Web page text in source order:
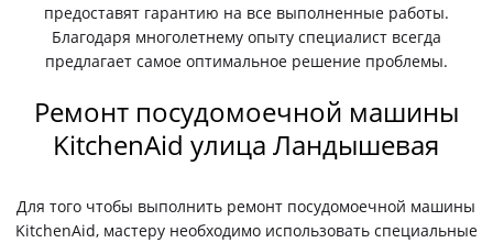
предоставят гарантию на все выполненные работы.
Благодаря многолетнему опыту специалист всегда
предлагает самое оптимальное решение проблемы.
Ремонт посудомоечной машины
KitchenAid улица Ландышевая
Для того чтобы выполнить ремонт посудомоечной машины
KitchenAid, мастеру необходимо использовать специальные